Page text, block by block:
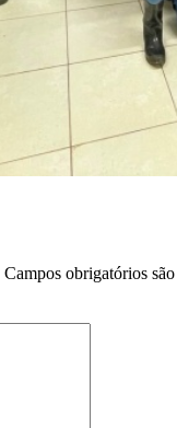
Campos obrigatórios são